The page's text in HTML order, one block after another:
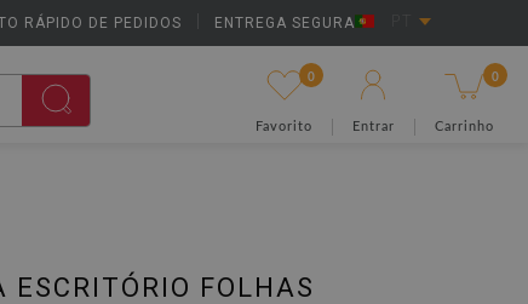
RÁPIDO DE PEDIDOS ENTREGA SEGURA
0
Favorito Entrar
0
Carrinho
ESCRITÓRIO FOLHAS